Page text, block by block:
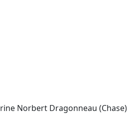
Norbert Dragonneau